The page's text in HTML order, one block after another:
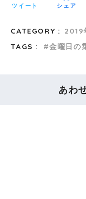
ツイート シェア
CATEGORY : 2019
TAGS :
金曜日の
あわ